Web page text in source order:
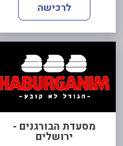
לרכישה
מסעדת הבורגנים -
ירושלים